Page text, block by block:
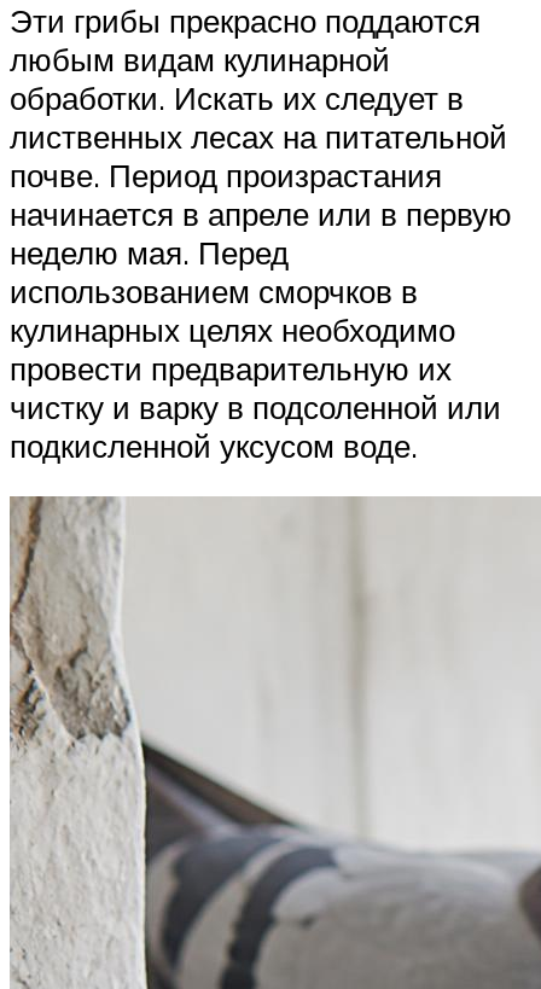
Эти грибы прекрасно поддаются
любым видам кулинарной
обработки. Искать их следует в
лиственных лесах на питательной
почве. Период произрастания
начинается в апреле или в первую
неделю мая. Перед
использованием сморчков в
кулинарных целях необходимо
провести предварительную их
чистку и варку в подсоленной или
подкисленной уксусом воде.